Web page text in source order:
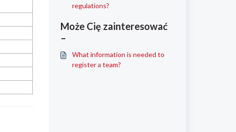
regulations?
Może Cię zainteresować
–
What information is needed to
register a team?